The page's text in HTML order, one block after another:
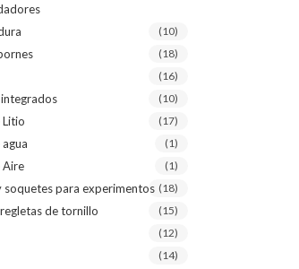
(10)
(18)
(16)
(10)
Litio (17)
(1)
Aire (1)
soquetes para experimentos (18)
de tornillo (15)
(12)
(14)